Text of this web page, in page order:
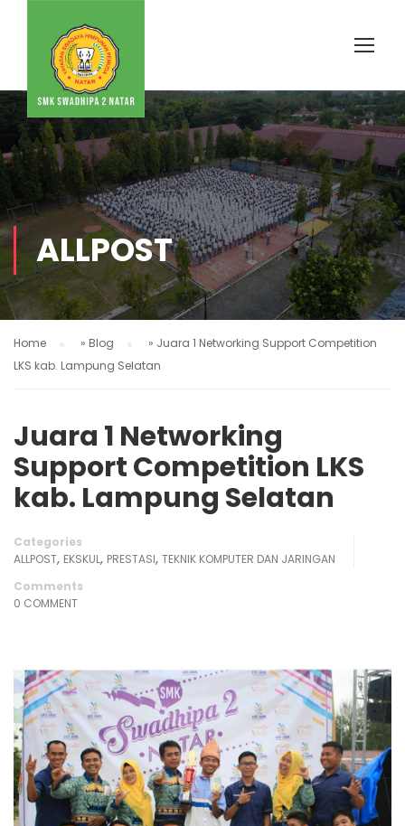
ALLPOST
Home » Blog » Juara 1 Networking Support Competition
LKS kab. Lampung Selatan
Juara 1 Networking
Support Competition LKS
kab. Lampung Selatan
Categories
ALLPOST, EKSKUL, PRESTASI, TEKNIK KOMPUTER DAN JARINGAN
Comments
0 COMMENT